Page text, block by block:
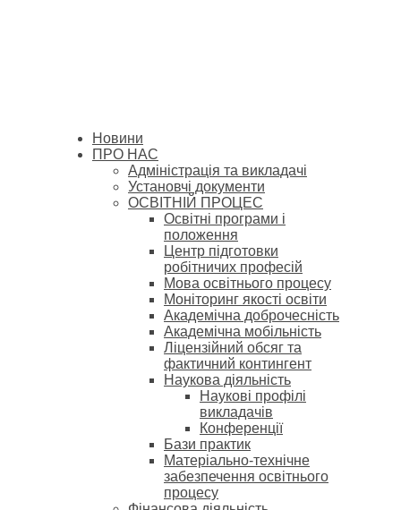
Новини
ПРО НАС
Адміністрація та викладачі
Установчі документи
ОСВІТНІЙ ПРОЦЕС
Освітні програми і
положення
Центр підготовки
робітничих професій
Мова освітнього процесу
Моніторинг якості освіти
Академічна доброчесність
Академічна мобільність
Ліцензійний обсяг та
фактичний контингент
Наукова діяльність
Наукові профілі
викладачів
Конференції
Бази практик
Матеріально-технічне
забезпечення освітнього
процесу